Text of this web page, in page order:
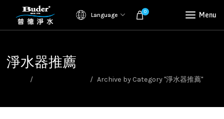
Language 0 Menu
淨水器推薦
Archive by Category "淨水器推薦"